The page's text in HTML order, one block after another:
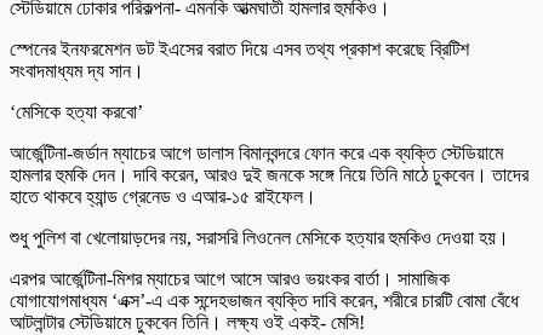
স্টেডিয়ামে ঢোকার পরিকল্পনা- এমনকি আত্মঘাতী হামলার হুমকিও।
স্পেনের ইনফরমেশন ডট ইএসের বরাত দিয়ে এসব তথ্য প্রকাশ করেছে ব্রিটিশ
সংবাদমাধ্যম দ্য সান।
‘মেসিকে হত্যা করবো’
আর্জেন্টিনা-জর্ডান ম্যাচের আগে ডালাস বিমানবন্দরে ফোন করে এক ব্যক্তি স্টেডিয়ামে
হামলার হুমকি দেন। দাবি করেন, আরও দুই জনকে সঙ্গে নিয়ে তিনি মাঠে ঢুকবেন। তাদের
হাতে থাকবে হ্যান্ড গ্রেনেড ও এআর-১৫ রাইফেল।
শুধু পুলিশ বা খেলোয়াড়দের নয়, সরাসরি লিওনেল মেসিকে হত্যার হুমকিও দেওয়া হয়।
এরপর আর্জেন্টিনা-মিশর ম্যাচের আগে আসে আরও ভয়ংকর বার্তা। সামাজিক
যোগাযোগমাধ্যম ‘এক্স’-এ এক সন্দেহভাজন ব্যক্তি দাবি করেন, শরীরে চারটি বোমা বেঁধে
আটলান্টার স্টেডিয়ামে ঢুকবেন তিনি। লক্ষ্য ওই একই- মেসি!